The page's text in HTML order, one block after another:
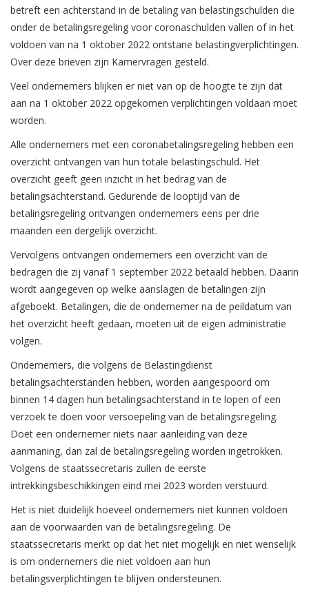
betreft een achterstand in de betaling van belastingschulden die
onder de betalingsregeling voor coronaschulden vallen of in het
voldoen van na 1 oktober 2022 ontstane belastingverplichtingen.
Over deze brieven zijn Kamervragen gesteld.
Veel ondernemers blijken er niet van op de hoogte te zijn dat
aan na 1 oktober 2022 opgekomen verplichtingen voldaan moet
worden.
Alle ondernemers met een coronabetalingsregeling hebben een
overzicht ontvangen van hun totale belastingschuld. Het
overzicht geeft geen inzicht in het bedrag van de
betalingsachterstand. Gedurende de looptijd van de
betalingsregeling ontvangen ondernemers eens per drie
maanden een dergelijk overzicht.
Vervolgens ontvangen ondernemers een overzicht van de
bedragen die zij vanaf 1 september 2022 betaald hebben. Daarin
wordt aangegeven op welke aanslagen de betalingen zijn
afgeboekt. Betalingen, die de ondernemer na de peildatum van
het overzicht heeft gedaan, moeten uit de eigen administratie
volgen.
Ondernemers, die volgens de Belastingdienst
betalingsachterstanden hebben, worden aangespoord om
binnen 14 dagen hun betalingsachterstand in te lopen of een
verzoek te doen voor versoepeling van de betalingsregeling.
Doet een ondernemer niets naar aanleiding van deze
aanmaning, dan zal de betalingsregeling worden ingetrokken.
Volgens de staatssecretaris zullen de eerste
intrekkingsbeschikkingen eind mei 2023 worden verstuurd.
Het is niet duidelijk hoeveel ondernemers niet kunnen voldoen
aan de voorwaarden van de betalingsregeling. De
staatssecretaris merkt op dat het niet mogelijk en niet wenselijk
is om ondernemers die niet voldoen aan hun
betalingsverplichtingen te blijven ondersteunen.